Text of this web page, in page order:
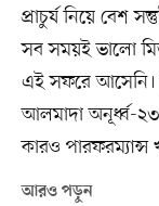
প্রাচুর্য নিয়ে বেশ
সব সময়ই ভালো
এই সফরে আসেনি।
আলমাদা অনূর্ধ্ব-২৩
কারও
আরও পড়ুন